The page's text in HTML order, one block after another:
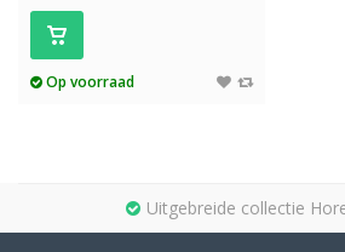
Op voorraad
Uitgebreide collectie